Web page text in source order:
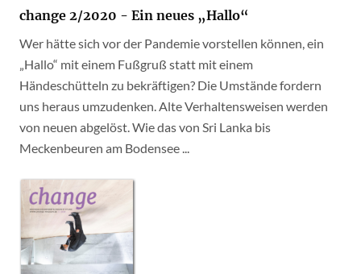
change 2/2020 - Ein neues „Hallo“
Wer hätte sich vor der Pandemie vorstellen können, ein
„Hallo“ mit einem Fußgruß statt mit einem
Händeschütteln zu bekräftigen? Die Umstände fordern
uns heraus umzudenken. Alte Verhaltensweisen werden
von neuen abgelöst. Wie das von Sri Lanka bis
Meckenbeuren am Bodensee ...